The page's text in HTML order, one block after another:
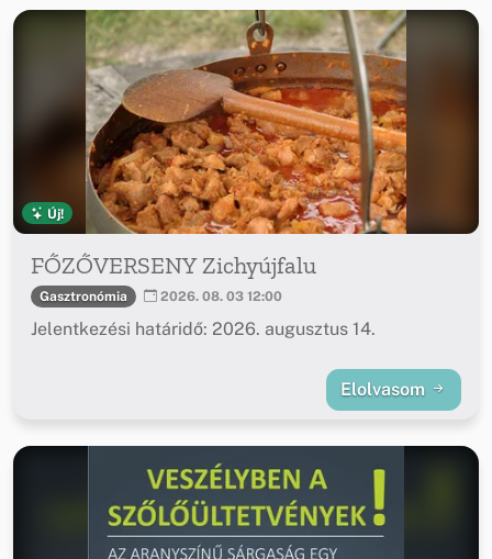
Új!
FŐZŐVERSENY Zichyújfalu
Gasztronómia 2026. 08. 03 12:00
Jelentkezési határidő: 2026. augusztus 14.
Elolvasom